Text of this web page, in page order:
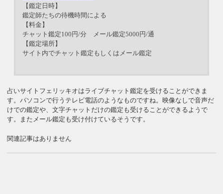
【鑑定日時】
鑑定師たちの待機時間による
【料金】
チャット鑑定100円/分 メール鑑定5000円/通
【鑑定場所】
サイト内でチャット鑑定もしくはメール鑑定
占いサイトフェリッキオはライブチャット鑑定を受けることができま
す。パソコンで行うテレビ電話のようなものですね。映像なしで音声だ
けでの鑑定や、文字チャットだけの鑑定も受けることができるようで
す。またメール鑑定も受け付けているそうです。
関連記事はありません